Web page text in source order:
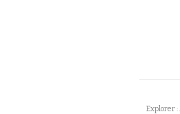
Explorer :